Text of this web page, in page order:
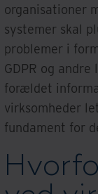
organisationer
systemer skal
problemer i
GDPR og
forældet
virksomheder
fundament for